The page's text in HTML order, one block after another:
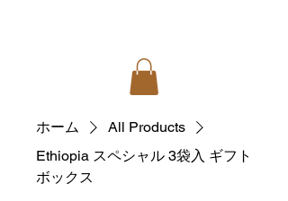
ホーム
All Products
Ethiopia スペシャル 3袋入 ギフト
ボックス